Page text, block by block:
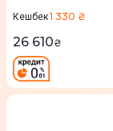
Кешбек1 330 ₴
26 610₴